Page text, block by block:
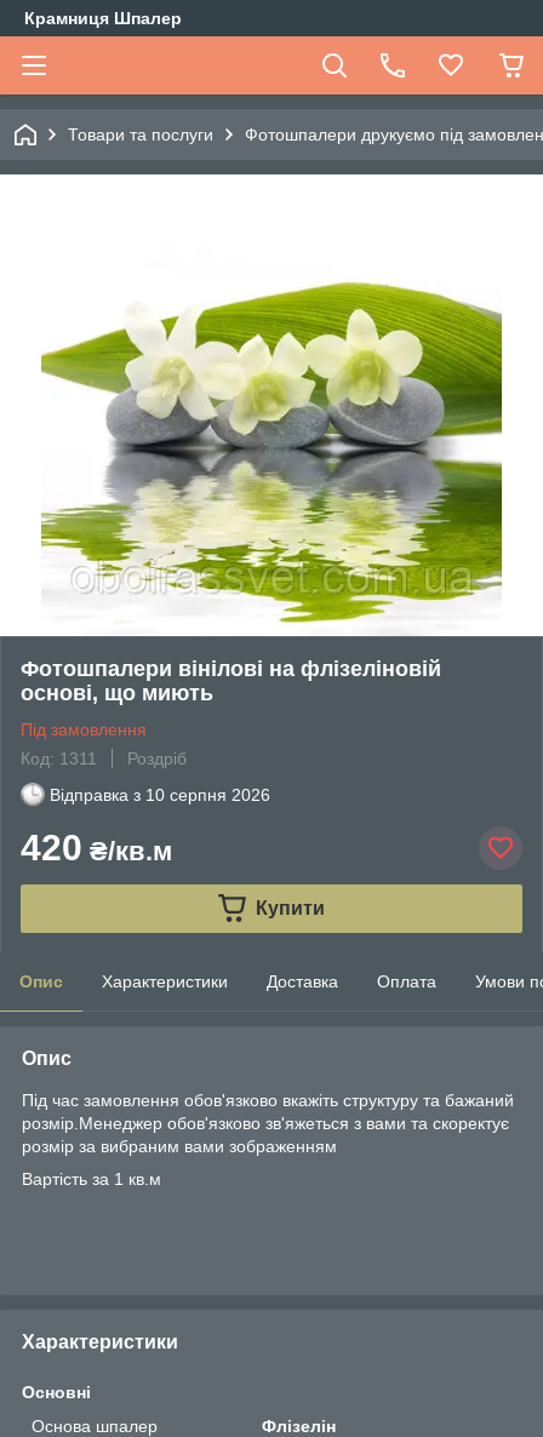
Крамниця Шпалер
Товари та послуги Фотошпалери друкуємо під
Фотошпалери вінілові на флізеліновій
основі, що миють
Під замовлення
Код: 1311
Роздріб
Відправка з 10 серпня 2026
420 ₴/кв.м
Купити
Опис Характеристики Доставка Оплата Умови
Опис
Під час замовлення обов'язково вкажіть структуру та бажаний
розмір.Менеджер обов'язково зв'яжеться з вами та скоректує
розмір за вибраним вами зображенням
Вартість за 1 кв.м
Характеристики
Основні
Основа шпалер
Флізелін